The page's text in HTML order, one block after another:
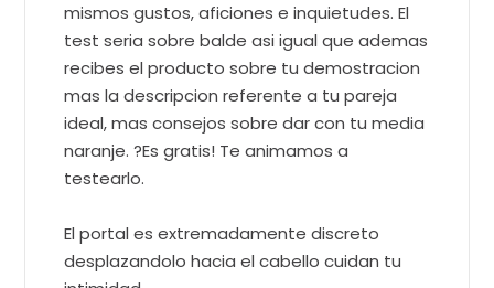
mismos gustos, aficiones e inquietudes. El
test seri­a sobre balde asi­ igual que ademas
recibes el producto sobre tu demostracion
mas la descripcion referente a tu pareja
ideal, mas consejos sobre dar con tu media
naranje. ?Es gratis! Te animamos a
testearlo.
El portal es extremadamente discreto
desplazandolo hacia el cabello cuidan tu